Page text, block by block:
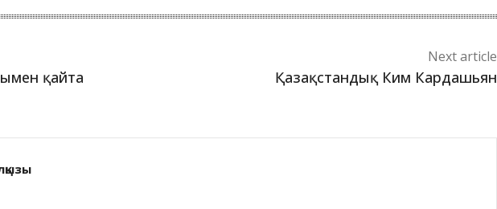
қайта
Next article
Қазақстандық Ким Кардашьян